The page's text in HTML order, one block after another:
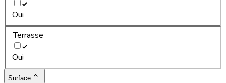
Oui
Terrasse
Oui
Surface